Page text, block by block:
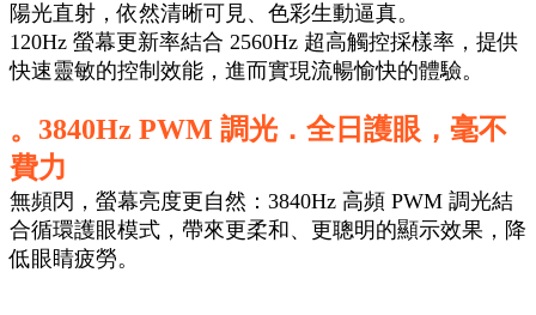
陽光直射，依然清晰可見、色彩生動逼真。
120Hz 螢幕更新率結合 2560Hz 超高觸控採樣率，提供
快速靈敏的控制效能，進而實現流暢愉快的體驗。
。3840Hz PWM 調光 ． 全日護眼，毫不
費力
無頻閃，螢幕亮度更自然：3840Hz 高頻 PWM 調光結
合循環護眼模式，帶來更柔和、更聰明的顯示效果，降
低眼睛疲勞。